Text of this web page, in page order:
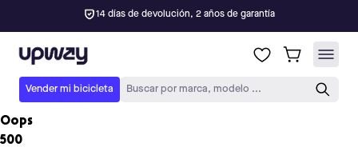
14 días de devolución, 2 años de garantía
Upway
Vender mi bicicleta Buscar por marca, modelo ...
Oops
500